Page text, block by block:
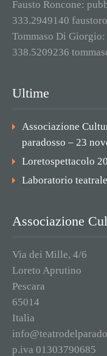
Fausto Roncone:
333.2949140
Tommaso Di
338.5209236
Ultime
Associazione
paradosso – 23
Loretospettacolo
Laboratorio
Associazione
Via dei Mille, 4/6
Loreto Aprutino
Pescara
65014
Italia
p.iva 01303790685